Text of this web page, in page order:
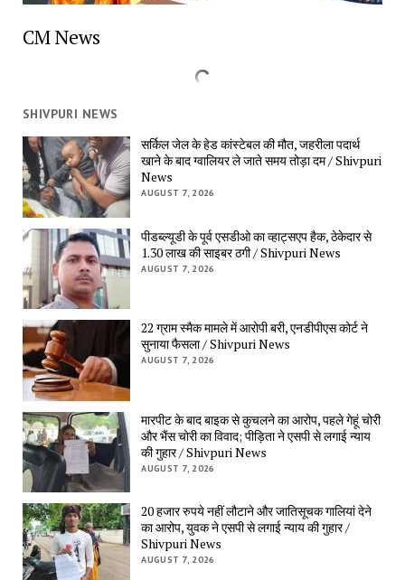
CM News
SHIVPURI NEWS
सर्किल जेल के हेड कांस्टेबल की मौत, जहरीला पदार्थ
खाने के बाद ग्वालियर ले जाते समय तोड़ा दम / Shivpuri
News
AUGUST 7, 2026
पीडब्ल्यूडी के पूर्व एसडीओ का व्हाट्सएप हैक, ठेकेदार से
1.30 लाख की साइबर ठगी / Shivpuri News
AUGUST 7, 2026
22 ग्राम स्मैक मामले में आरोपी बरी, एनडीपीएस कोर्ट ने
सुनाया फैसला / Shivpuri News
AUGUST 7, 2026
मारपीट के बाद बाइक से कुचलने का आरोप, पहले गेहूं चोरी
और भैंस चोरी का विवाद; पीड़िता ने एसपी से लगाई न्याय
की गुहार / Shivpuri News
AUGUST 7, 2026
20 हजार रुपये नहीं लौटाने और जातिसूचक गालियां देने
का आरोप, युवक ने एसपी से लगाई न्याय की गुहार /
Shivpuri News
AUGUST 7, 2026